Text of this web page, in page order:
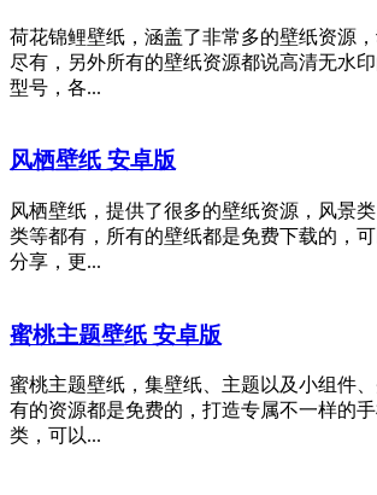
荷花锦鲤壁纸，涵盖了非常多的壁纸资源
尽有，另外所有的壁纸资源都说高清无水
型号，各...
风栖壁纸 安卓版
风栖壁纸，提供了很多的壁纸资源，风景
类等都有，所有的壁纸都是免费下载的，可
分享，更...
蜜桃主题壁纸 安卓版
蜜桃主题壁纸，集壁纸、主题以及小组件
有的资源都是免费的，打造专属不一样的
类，可以...